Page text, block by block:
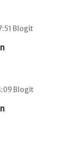
Blogit
Blogit